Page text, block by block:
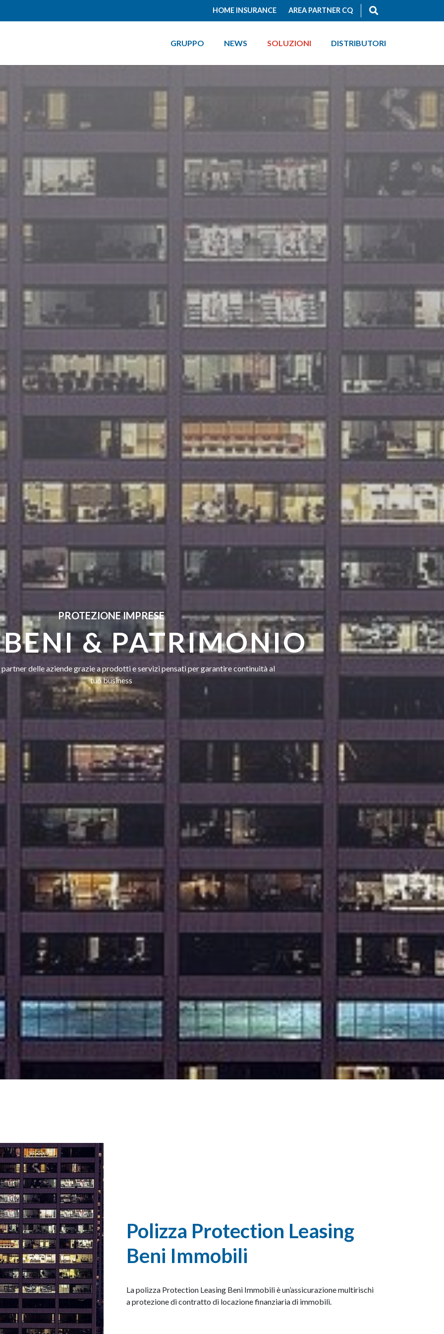
HOME INSURANCE AREA PARTNER CQ
GRUPPO NEWS SOLUZIONI DISTRIBUTORI
PROTEZIONE IMPRESE
& PATRIMONIO
delle aziende grazie a prodotti e servizi pensati per garantire continuità al
tuo business
Polizza Protection Leasing
Beni Immobili
La polizza Protection Leasing Beni Immobili è un’assicurazione multirischi
a protezione di contratto di locazione finanziaria di immobili.